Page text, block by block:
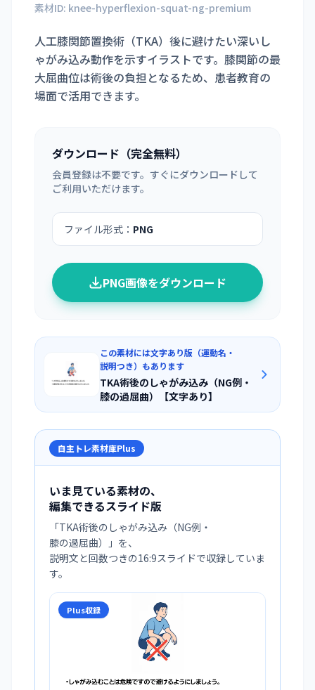
素材ID: knee-hyperflexion-squat-ng-premium
人工膝関節置換術（TKA）後に避けたい深いし
ゃがみ込み動作を示すイラストです。膝関節の最
大屈曲位は術後の負担となるため、患者教育の
場面で活用できます。
ダウンロード（完全無料）
会員登録は不要です。すぐにダウンロードして
ご利用いただけます。
ファイル形式： PNG
PNG画像をダウンロード
この素材には文字あり版（運動名・
説明つき）もあります
TKA術後のしゃがみ込み（NG例・
膝の過屈曲）【文字あり】
自主トレ素材庫Plus
いま見ている素材の、
編集できるスライド版
「TKA術後のしゃがみ込み（NG例・
膝の過屈曲）
」を、
説明文と回数つきの16:9スライドで収録していま
す。
Plus収録